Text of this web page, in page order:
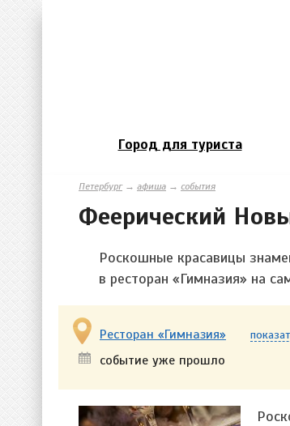
Город для туриста
Петербург→ афиша → события
Феерический
Роскошные красавицы
в ресторан «Гимназия» на
Ресторан «Гимназия»
событие уже прошло